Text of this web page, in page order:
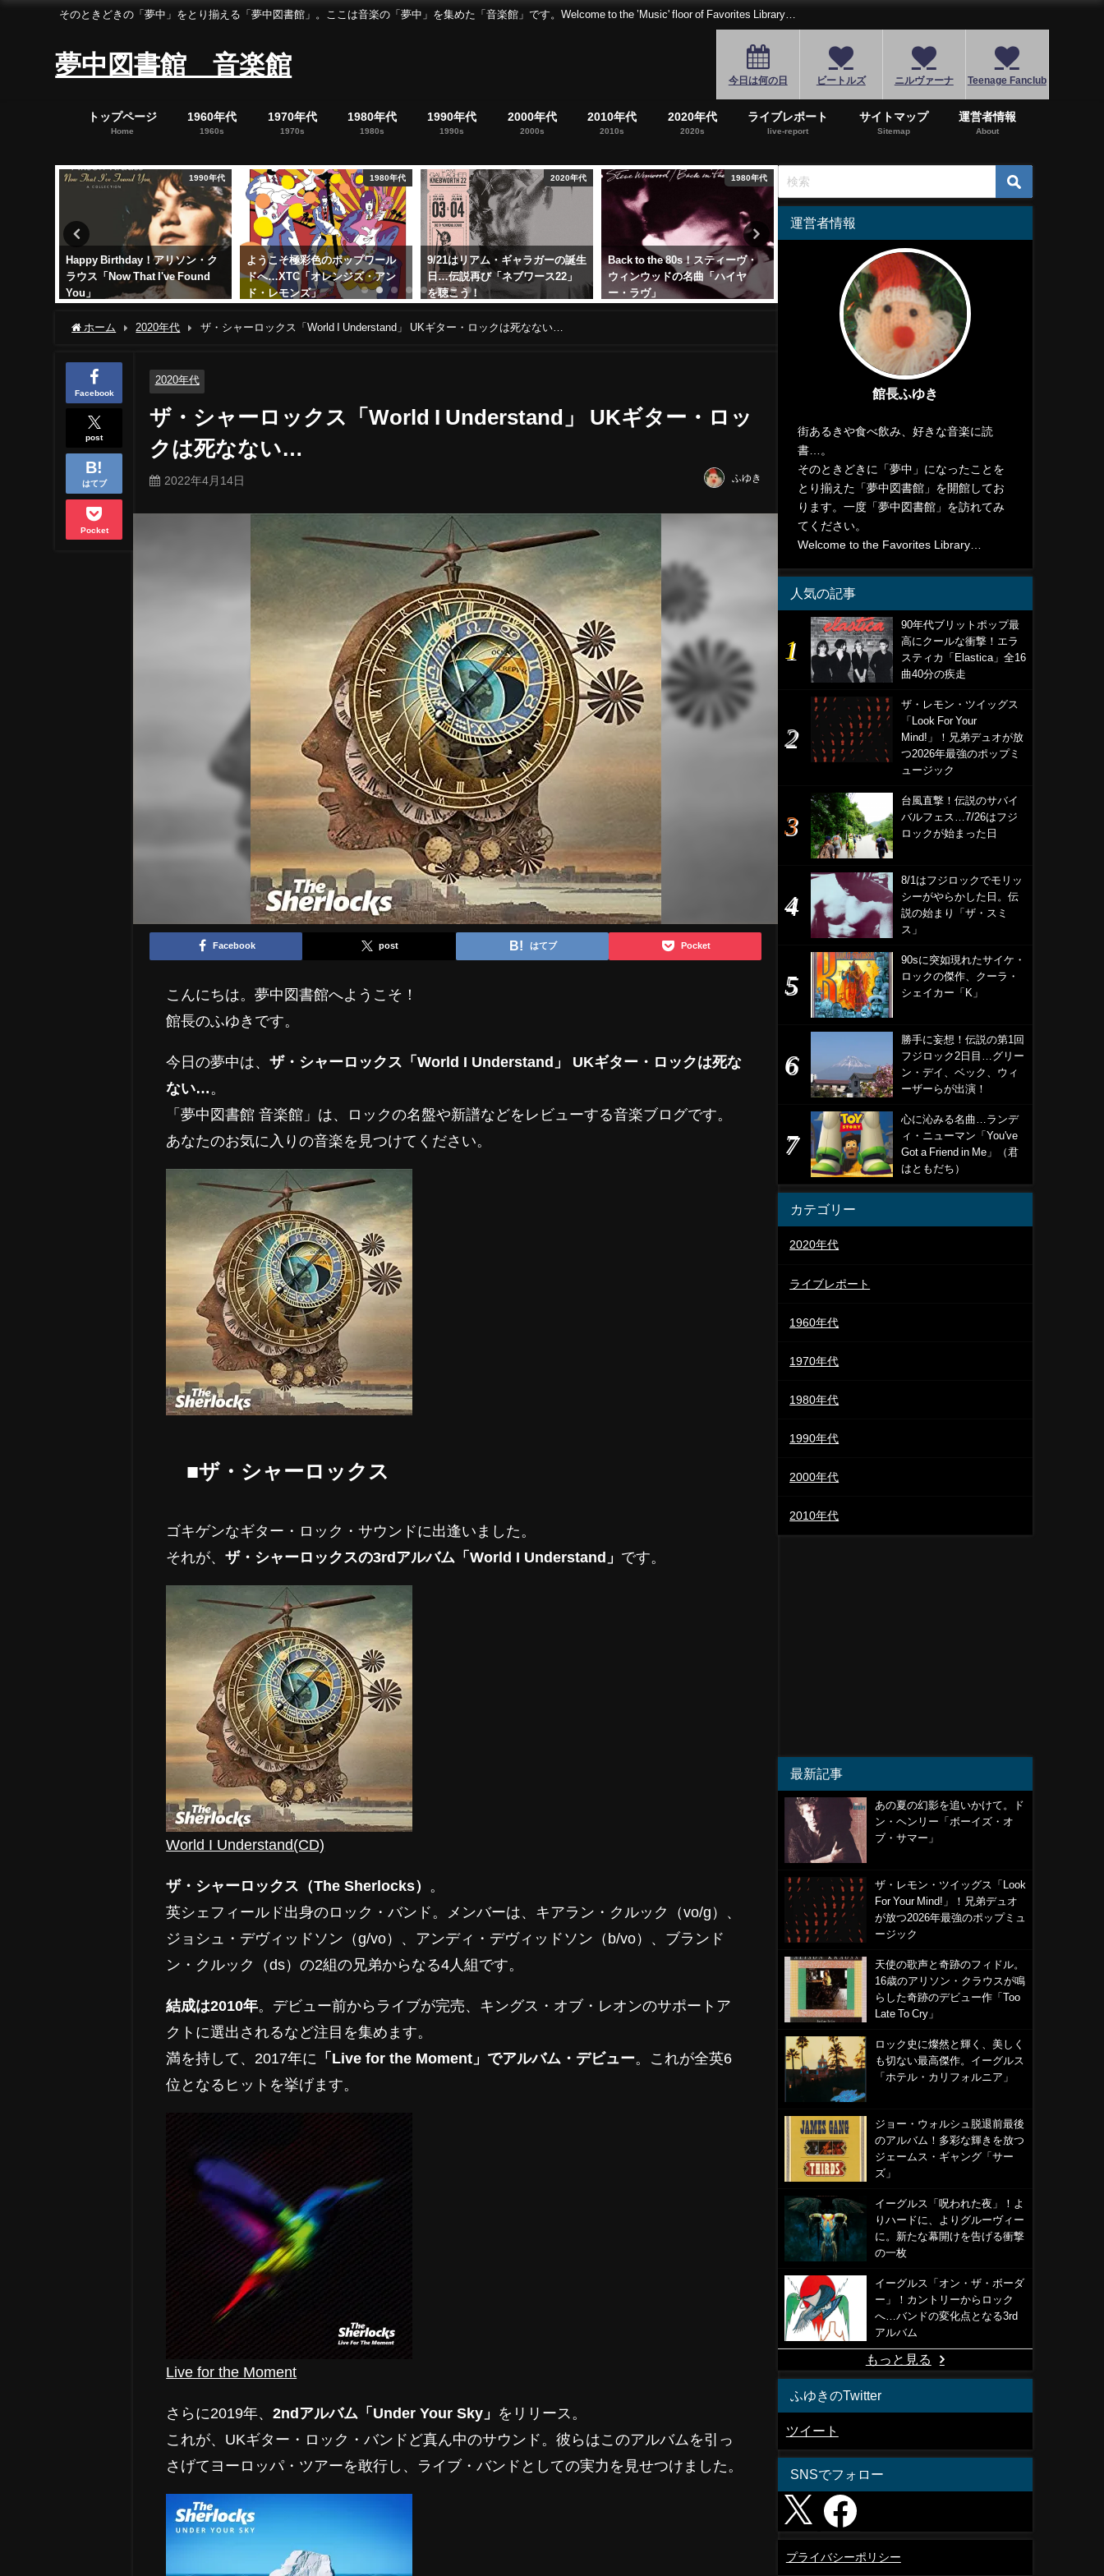
そのときどきの「夢中」をとり揃える「夢中図書館」。ここは音楽の「夢中」を集めた「音楽館」です。Welcome to the ’Music' floor of Favorites Library…
夢中図書館 音楽館
今日は何の日 ビートルズ ニルヴァーナ Teenage Fanclub
トップページ
Home
1960年代
1960s
1970年代
1970s
1980年代
1980s
1990年代
1990s
2000年代
2000s
2010年代
2010s
2020年代
2020s
ライブレポート
live-report
サイトマップ
Sitemap
運営者情報
About
1980年代
ようこそ極彩色のポップワール
ドへ…XTC「オレンジズ・アン
ド・レモンズ」
2020年代
9/21はリアム・ギャラガーの誕生
日…伝説再び「ネブワース22」
を聴こう！
1980年代
Back to the 80s！スティーヴ・
ウィンウッドの名曲「ハイヤ
ー・ラヴ」
1970年代
10/31はエリック・クラプトンが
初来日公演を行った日
（1974）！名盤「461 Ocean
What's that noise?ビースティ・
ボーイズ"Fight For Your Right"
2019年3月7日
ホーム 2020年代 ザ・シャーロックス「World I Understand」 UKギター・ロックは死なない…
Facebook
post
はてブ
Pocket
2020年代
ザ・シャーロックス「World I Understand」 UKギター・ロッ
クは死なない…
2022年4月14日 ふゆき
Facebook post はてブ Pocket
こんにちは。夢中図書館へようこそ！
館長のふゆきです。
今日の夢中は、ザ・シャーロックス「World I Understand」 UKギター・ロックは死な
ない… 。
「夢中図書館 音楽館」は、ロックの名盤や新譜などをレビューする音楽ブログです。
あなたのお気に入りの音楽を見つけてください。
■ザ・シャーロックス
ゴキゲンなギター・ロック・サウンドに出逢いました。
それが、ザ・シャーロックスの3rdアルバム「World I Understand」 です。
World I Understand(CD)
ザ・シャーロックス（The Sherlocks） 。
英シェフィールド出身のロック・バンド。メンバーは、キアラン・クルック（vo/g）、
ジョシュ・デヴィッドソン（g/vo）、アンディ・デヴィッドソン（b/vo）、ブランド
ン・クルック（ds）の2組の兄弟からなる4人組です。
結成は2010年。デビュー前からライブが完売、キングス・オブ・レオンのサポートア
クトに選出されるなど注目を集めます。
満を持して、2017年に
「Live for the Moment」でアルバム・デビュー。これが全英6
位となるヒットを挙げます。
Live for the Moment
さらに2019年、2ndアルバム「Under Your Sky」 をリリース。
これが、UKギター・ロック・バンドど真ん中のサウンド。彼らはこのアルバムを引っ
さげてヨーロッパ・ツアーを敢行し、ライブ・バンドとしての実力を見せつけました。
運営者情報
館長ふゆき
街あるきや食べ飲み、好きな音楽に読
書…。
そのときどきに「夢中」になったことを
とり揃えた「夢中図書館」を開館してお
ります。一度「夢中図書館」を訪れてみ
てください。
Welcome to the Favorites Library…
人気の記事
90年代ブリットポップ最
高にクールな衝撃！エラ
スティカ「Elastica」全16
曲40分の疾走
ザ・レモン・ツイッグス
「Look For Your
Mind!」！兄弟デュオが放
つ2026年最強のポップミ
ュージック
台風直撃！伝説のサバイ
バルフェス…7/26はフジ
ロックが始まった日
8/1はフジロックでモリッ
シーがやらかした日。伝
説の始まり「ザ・スミ
ス」
90sに突如現れたサイケ・
ロックの傑作、クーラ・
シェイカー「K」
勝手に妄想！伝説の第1回
フジロック2日目…グリー
ン・デイ、ベック、ウィ
ーザーらが出演！
心に沁みる名曲…ランデ
ィ・ニューマン「You've
Got a Friend in Me」（君
はともだち）
カテゴリー
2020年代
ライブレポート
1960年代
1970年代
1980年代
1990年代
2000年代
2010年代
最新記事
あの夏の幻影を追いかけて。ド
ン・ヘンリー「ボーイズ・オ
ブ・サマー」
ザ・レモン・ツイッグス「Look
For Your Mind!」！兄弟デュオ
が放つ2026年最強のポップミュ
ージック
天使の歌声と奇跡のフィドル。
16歳のアリソン・クラウスが鳴
らした奇跡のデビュー作「Too
Late To Cry」
ロック史に燦然と輝く、美しく
も切ない最高傑作。イーグルス
「ホテル・カリフォルニア」
ジョー・ウォルシュ脱退前最後
のアルバム！多彩な輝きを放つ
ジェームス・ギャング「サー
ズ」
イーグルス「呪われた夜」！よ
りハードに、よりグルーヴィー
に。新たな幕開けを告げる衝撃
の一枚
イーグルス「オン・ザ・ボーダ
ー」！カントリーからロック
へ…バンドの変化点となる3rd
アルバム
もっと見る
ふゆきのTwitter
ツイート
SNSでフォロー
プライバシーポリシー